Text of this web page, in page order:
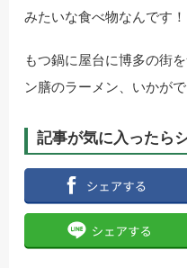
みたいな食べ物なんです！
もつ鍋に屋台に博多の街
ン膳のラーメン、いかが
記事が気に入ったら